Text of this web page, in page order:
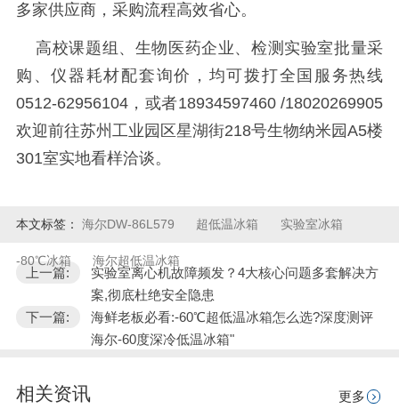
多家供应商，采购流程高效省心。
高校课题组、生物医药企业、检测实验室批量采
购、仪器耗材配套询价，均可拨打全国服务热线
0512-62956104，或者18934597460 /18020269905
欢迎前往苏州工业园区星湖街218号生物纳米园A5楼
301室实地看样洽谈。
本文标签： 海尔DW-86L579 超低温冰箱 实验室冰箱
-80℃冰箱 海尔超低温冰箱
上一篇:
实验室离心机故障频发？4大核心问题多套解决方
案,彻底杜绝安全隐患
下一篇:
海鲜老板必看:-60℃超低温冰箱怎么选?深度测评
海尔-60度深冷低温冰箱"
相关资讯 更多